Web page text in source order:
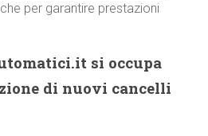
per garantire prestazioni
si occupa
di nuovi cancelli